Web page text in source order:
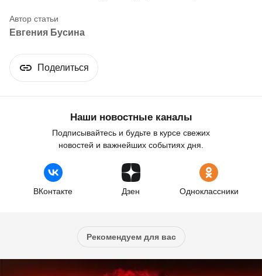
Евгения Бусина
Поделиться
Наши новостные каналы
Подписывайтесь и будьте в курсе свежих
новостей и важнейших событиях дня.
ВКонтакте Дзен Одноклассники
Рекомендуем для вас